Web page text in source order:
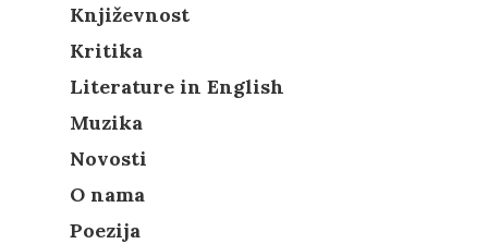
Književnost
Kritika
Literature in English
Muzika
Novosti
O nama
Poezija